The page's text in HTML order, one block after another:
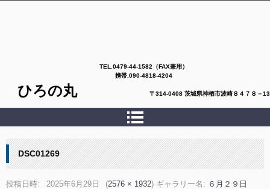
TEL. 0479-44-1582（FAX兼用）
携帯.090-4818-4204
ひろの丸〒314-0408 茨城県神栖市波崎８４７８－13
DSC01269
投稿日時: 2025年6月29日 (2576 × 1932) ギャラリー名: ６月２９日